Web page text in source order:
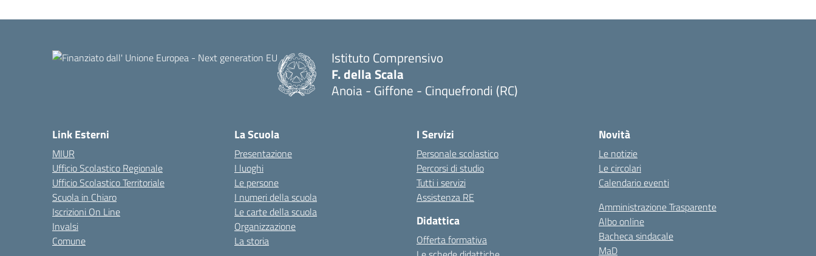
Istituto Comprensivo
F. della Scala
Anoia - Giffone - Cinquefrondi (RC)
Link Esterni
MIUR
Ufficio Scolastico Regionale
Ufficio Scolastico Territoriale
Scuola in Chiaro
Iscrizioni On Line
Invalsi
Comune
La Scuola
Presentazione
I luoghi
Le persone
I numeri della scuola
Le carte della scuola
Organizzazione
La storia
I Servizi
Personale scolastico
Percorsi di studio
Tutti i servizi
Assistenza RE
Didattica
Offerta formativa
Novità
Le notizie
Le circolari
Calendario eventi
Amministrazione Trasparente
Albo online
Bacheca sindacale
MaD